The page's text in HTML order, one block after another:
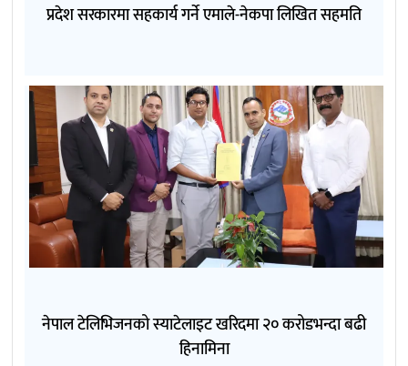
प्रदेश सरकारमा सहकार्य गर्ने एमाले-नेकपा लिखित सहमति
नेपाल टेलिभिजनको स्याटेलाइट खरिदमा २० करोडभन्दा बढी
हिनामिना